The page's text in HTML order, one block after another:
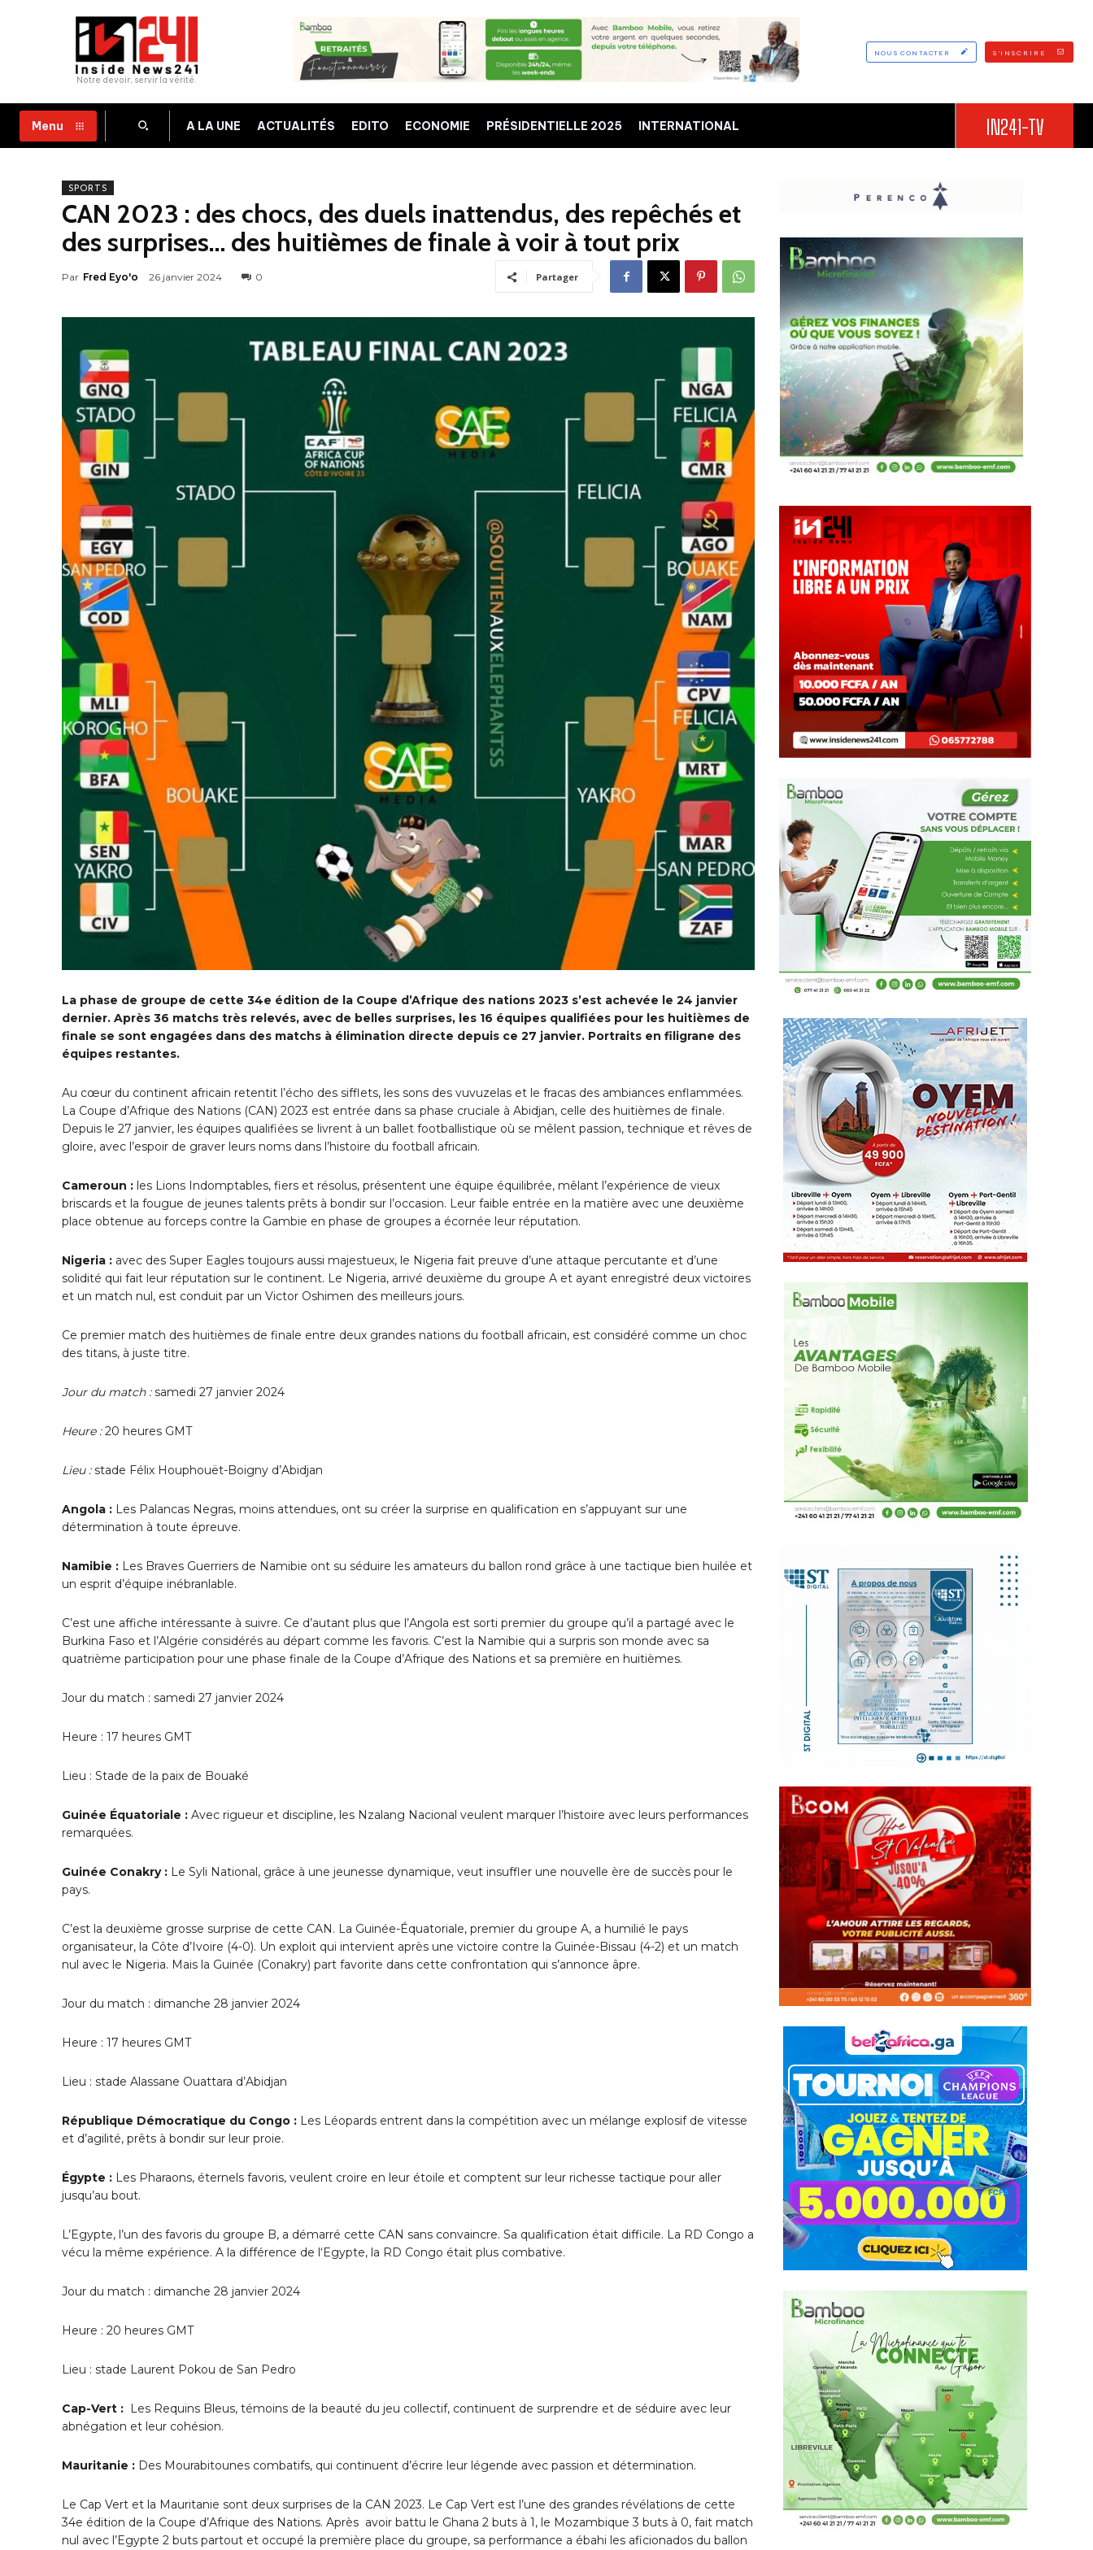
Notre devoir, servir la vérité.
NOUS CONTACTER S'INSCRIRE
Menu A LA UNE ACTUALITÉS EDITO ECONOMIE PRÉSIDENTIELLE 2025 INTERNATIONAL IN241-TV
SPORTS
CAN 2023 : des chocs, des duels inattendus, des repêchés et
des surprises… des huitièmes de finale à voir à tout prix
Par Fred Eyo'o 26 janvier 2024 0 Partager
La phase de groupe de cette 34e édition de la Coupe d’Afrique des nations 2023 s’est achevée le 24 janvier
dernier. Après 36 matchs très relevés, avec de belles surprises, les 16 équipes qualifiées pour les huitièmes de
finale se sont engagées dans des matchs à élimination directe depuis ce 27 janvier. Portraits en filigrane des
équipes restantes.
Au cœur du continent africain retentit l’écho des sifflets, les sons des vuvuzelas et le fracas des ambiances enflammées.
La Coupe d’Afrique des Nations (CAN) 2023 est entrée dans sa phase cruciale à Abidjan, celle des huitièmes de finale.
Depuis le 27 janvier, les équipes qualifiées se livrent à un ballet footballistique où se mêlent passion, technique et rêves de
gloire, avec l’espoir de graver leurs noms dans l’histoire du football africain.
Cameroun : les Lions Indomptables, fiers et résolus, présentent une équipe équilibrée, mêlant l’expérience de vieux
briscards et la fougue de jeunes talents prêts à bondir sur l’occasion. Leur faible entrée en la matière avec une deuxième
place obtenue au forceps contre la Gambie en phase de groupes a écornée leur réputation.
Nigeria : avec des Super Eagles toujours aussi majestueux, le Nigeria fait preuve d’une attaque percutante et d’une
solidité qui fait leur réputation sur le continent. Le Nigeria, arrivé deuxième du groupe A et ayant enregistré deux victoires
et un match nul, est conduit par un Victor Oshimen des meilleurs jours.
Ce premier match des huitièmes de finale entre deux grandes nations du football africain, est considéré comme un choc
des titans, à juste titre.
Jour du match :samedi 27 janvier 2024
Heure :20 heures GMT
Lieu :stade Félix Houphouët-Boigny d’Abidjan
Angola : Les Palancas Negras, moins attendues, ont su créer la surprise en qualification en s’appuyant sur une
détermination à toute épreuve.
Namibie : Les Braves Guerriers de Namibie ont su séduire les amateurs du ballon rond grâce à une tactique bien huilée et
un esprit d’équipe inébranlable.
C’est une affiche intéressante à suivre. Ce d’autant plus que l’Angola est sorti premier du groupe qu’il a partagé avec le
Burkina Faso et l’Algérie considérés au départ comme les favoris. C’est la Namibie qui a surpris son monde avec sa
quatrième participation pour une phase finale de la Coupe d’Afrique des Nations et sa première en huitièmes.
Jour du match : samedi 27 janvier 2024
Heure : 17 heures GMT
Lieu : Stade de la paix de Bouaké
Guinée Équatoriale : Avec rigueur et discipline, les Nzalang Nacional veulent marquer l’histoire avec leurs performances
remarquées.
Guinée Conakry : Le Syli National, grâce à une jeunesse dynamique, veut insuffler une nouvelle ère de succès pour le
pays.
C’est la deuxième grosse surprise de cette CAN. La Guinée-Équatoriale, premier du groupe A, a humilié le pays
organisateur, la Côte d’Ivoire (4-0). Un exploit qui intervient après une victoire contre la Guinée-Bissau (4-2) et un match
nul avec le Nigeria. Mais la Guinée (Conakry) part favorite dans cette confrontation qui s’annonce âpre.
Jour du match : dimanche 28 janvier 2024
Heure : 17 heures GMT
Lieu : stade Alassane Ouattara d’Abidjan
République Démocratique du Congo : Les Léopards entrent dans la compétition avec un mélange explosif de vitesse
et d’agilité, prêts à bondir sur leur proie.
Égypte : Les Pharaons, éternels favoris, veulent croire en leur étoile et comptent sur leur richesse tactique pour aller
jusqu’au bout.
L’Egypte, l’un des favoris du groupe B, a démarré cette CAN sans convaincre. Sa qualification était difficile. La RD Congo a
vécu la même expérience. A la différence de l‘Egypte, la RD Congo était plus combative.
Jour du match : dimanche 28 janvier 2024
Heure : 20 heures GMT
Lieu : stade Laurent Pokou de San Pedro
Cap-Vert : Les Requins Bleus, témoins de la beauté du jeu collectif, continuent de surprendre et de séduire avec leur
abnégation et leur cohésion.
Mauritanie : Des Mourabitounes combatifs, qui continuent d’écrire leur légende avec passion et détermination.
Le Cap Vert et la Mauritanie sont deux surprises de la CAN 2023. Le Cap Vert est l’une des grandes révélations de cette
34e édition de la Coupe d’Afrique des Nations. Après avoir battu le Ghana 2 buts à 1, le Mozambique 3 buts à 0, fait match
nul avec l’Egypte 2 buts partout et occupé la première place du groupe, sa performance a ébahi les aficionados du ballon